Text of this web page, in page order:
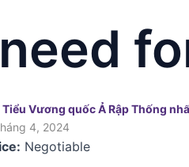
Tiểu Vương quốc Ả Rập Thống
4, 2024
Negotiable